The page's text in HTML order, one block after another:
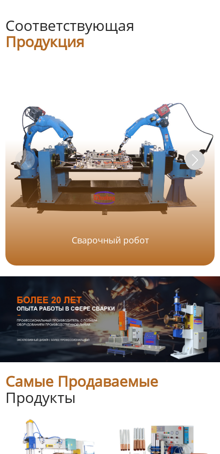
Соответствующая
Продукция
Сварочный робот
Самые Продаваемые
Продукты